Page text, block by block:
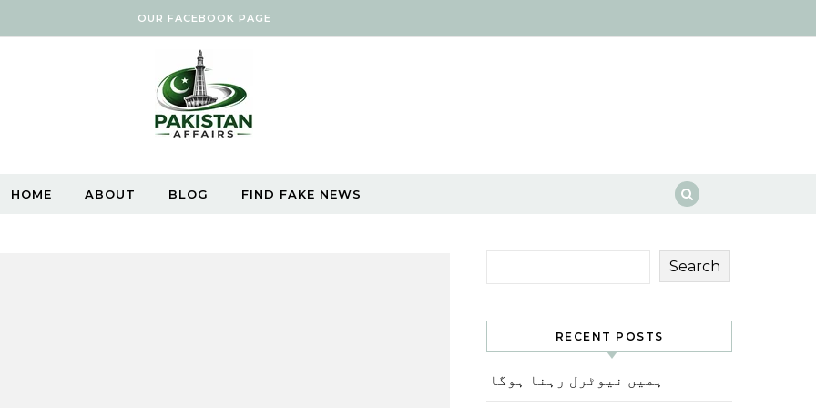
OUR FACEBOOK PAGE
HOME ABOUT BLOG FIND FAKE NEWS
Search
RECENT POSTS
ہمیں نیوٹرل رہنا ہوگا